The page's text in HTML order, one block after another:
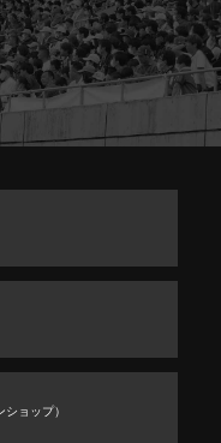
ショップ）